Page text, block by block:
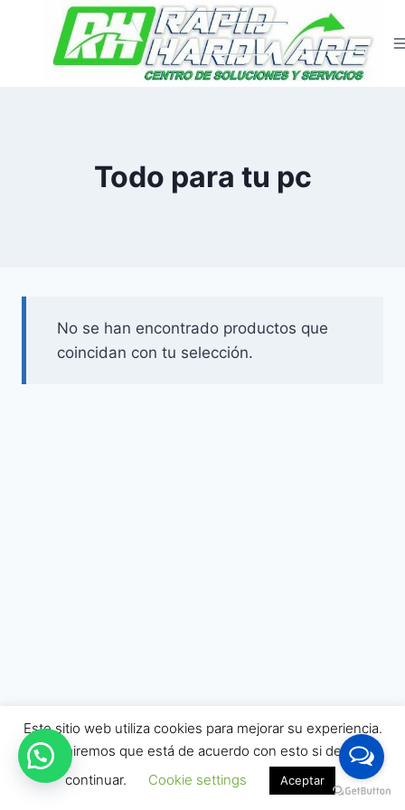
contenido
Todo para tu pc
No se han encontrado productos que
coincidan con tu selección.
Este sitio web utiliza cookies para mejorar su experiencia.
Asumiremos que está de acuerdo con esto si decide
continuar.
Cookie settings Aceptar